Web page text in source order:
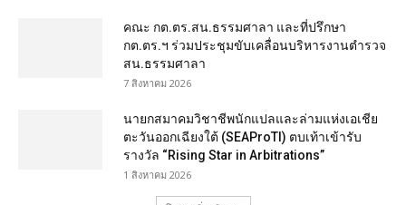
คณะ กต.ตร.สน.ธรรมศาลา และที่ปรึกษา
กต.ตร.ฯ ร่วมประชุมขับเคลื่อนบริหารงานตำรวจ
สน.ธรรมศาลา
7 สิงหาคม 2026
นายกสมาคมวิชาชีพนักแปลและล่ามแห่งเอเชีย
ตะวันออกเฉียงใต้ (SEAProTI) ตบเท้าเข้ารับ
รางวัล “Rising Star in Arbitrations”
1 สิงหาคม 2026